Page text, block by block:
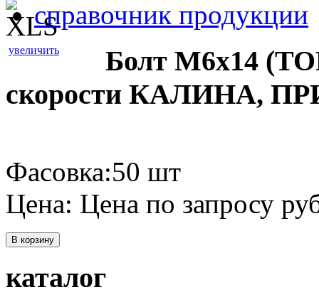
справочник продукции
увеличить
Болт М6х14
скорости КАЛИНА,
Фасовка:50 шт
Цена: Цена по запросу
В корзину
каталог